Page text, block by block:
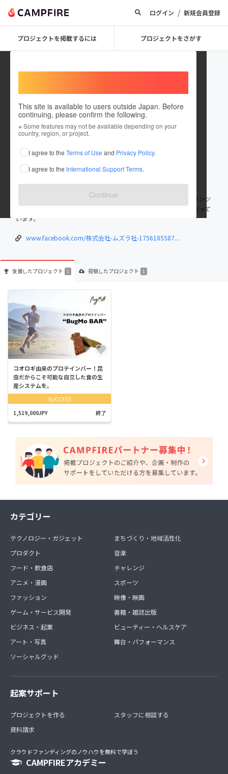
ログイン / 新規会員登録
プロジェクトを掲載するには プロジェクトをさがす
This site is available to users outside Japan. Before
continuing, please confirm the following.
※ Some features may not be available depending on your
country, region, or project.
I agree to the Terms of Use and Privacy Policy.
I agree to the International Support Terms.
Continue
PlantsPlanetProject
これまでに1回支援して1件のプロジェクトを投稿しています
在住国：日本 現在地：鹿児島県
出身国：日本 出身地：鹿児島県
奄美大島と鳥取県を中心としたメンバーで構成されたチーム：プランツ
プラネットプロジェクトは、カプセル型植物育成キットの開発を行って
います。
www.facebook.com/株式会社-ムズラ社-1756185587...
支援したプロジェクト 1 投稿したプロジェクト 1
コオロギ由来のプロテインバー！昆
虫だからこそ可能な自立した食の生
産システムを。
SUCCESS
1,519,000JPY 終了
カテゴリー
テクノロジー・ガジェット
プロダクト
フード・飲食店
アニメ・漫画
ファッション
ゲーム・サービス開発
ビジネス・起業
アート・写真
ソーシャルグッド
まちづくり・地域活性化
音楽
チャレンジ
スポーツ
映像・映画
書籍・雑誌出版
ビューティー・ヘルスケア
舞台・パフォーマンス
起案サポート
プロジェクトを作る
資料請求
スタッフに相談する
クラウドファンディングのノウハウを無料で学ぼう
CAMPFIREアカデミー